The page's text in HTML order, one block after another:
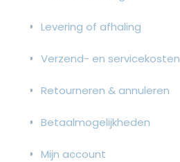
Levering of afhaling
Verzend- en servicekosten
Retourneren & annuleren
Betaalmogelijkheden
Mijn account